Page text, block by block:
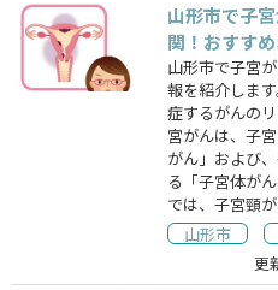
山形市で子
関！おすす
山形市で子宮
報を紹介しま
症するがんの
宮がんは、子
がん」および
る「子宮体が
では、子宮頸
山形市
更